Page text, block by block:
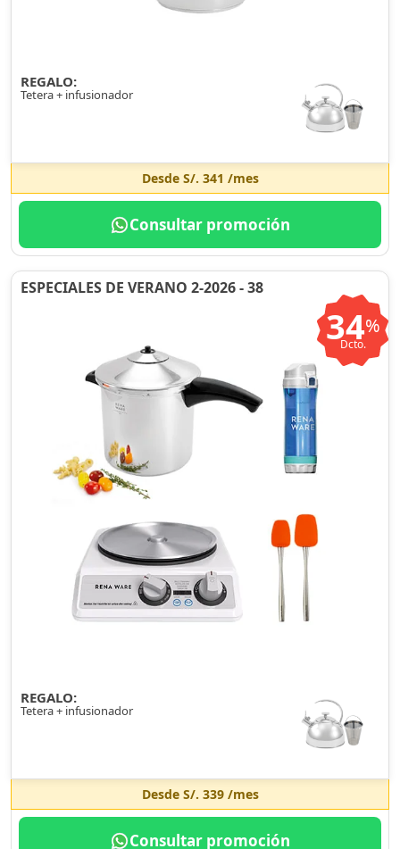
REGALO:
Tetera + infusionador
Desde S/. 341 /mes
Consultar promoción
ESPECIALES DE VERANO 2-2026 - 38
34%
Dcto.
REGALO:
Tetera + infusionador
Desde S/. 339/mes
Consultar promoción